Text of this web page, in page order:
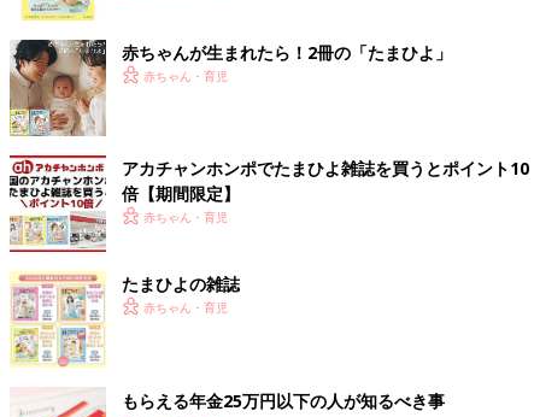
赤ちゃんが生まれたら！2冊の「たまひよ」
赤ちゃん・育児
アカチャンホンポでたまひよ雑誌を買うとポイント10
倍【期間限定】
赤ちゃん・育児
たまひよの雑誌
赤ちゃん・育児
もらえる年金25万円以下の人が知るべき事